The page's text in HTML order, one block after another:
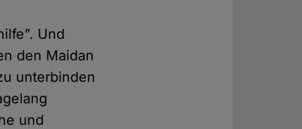
Und
den Maidan
unterbinden
und